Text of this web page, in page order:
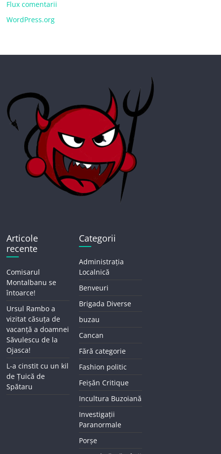
Flux comentarii
WordPress.org
Articole
recente
Comisarul
Montalbanu se
întoarce!
Ursul Rambo a
vizitat căsuța de
vacanță a doamnei
Săvulescu de la
Ojasca!
L-a cinstit cu un kil
de Țuică de
Spătaru
Categorii
Administrația
Localnică
Benveuri
Brigada Diverse
buzau
Cancan
Fără categorie
Fashion politic
Feișăn Critique
Incultura Buzoiană
Investigații
Paranormale
Porșe